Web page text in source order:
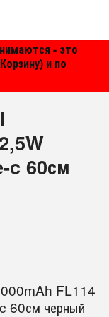
- это
и по
c 60см
FL114
60см черный